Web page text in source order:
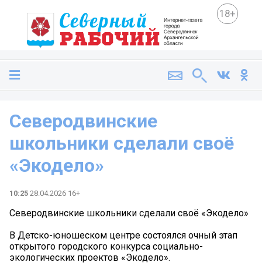
18+
Северодвинские
школьники сделали своё
«Экодело»
10:25 28.04.2026 16+
Северодвинские школьники сделали своё «Экодело»
В Детско-юношеском центре состоялся очный этап
открытого городского конкурса социально-
экологических проектов «Экодело».